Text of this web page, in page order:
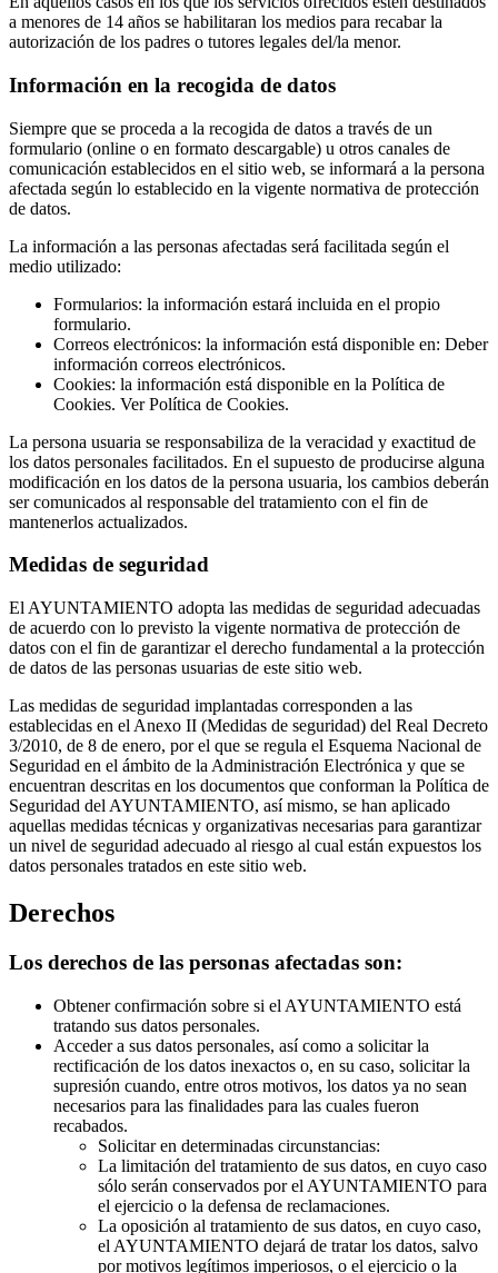
a menores de 14 años se habilitaran los medios para recabar la
autorización de los padres o tutores legales del/la menor.
Información en la recogida de datos
Siempre que se proceda a la recogida de datos a través de un
formulario (online o en formato descargable) u otros canales de
comunicación establecidos en el sitio web, se informará a la persona
afectada según lo establecido en la vigente normativa de protección
de datos.
La información a las personas afectadas será facilitada según el
medio utilizado:
Formularios: la información estará incluida en el propio
formulario.
Correos electrónicos: la información está disponible en: Deber
información correos electrónicos.
Cookies: la información está disponible en la Política de
Cookies. Ver Política de Cookies.
La persona usuaria se responsabiliza de la veracidad y exactitud de
los datos personales facilitados. En el supuesto de producirse alguna
modificación en los datos de la persona usuaria, los cambios deberán
ser comunicados al responsable del tratamiento con el fin de
mantenerlos actualizados.
Medidas de seguridad
El AYUNTAMIENTO adopta las medidas de seguridad adecuadas
de acuerdo con lo previsto la vigente normativa de protección de
datos con el fin de garantizar el derecho fundamental a la protección
de datos de las personas usuarias de este sitio web.
Las medidas de seguridad implantadas corresponden a las
establecidas en el Anexo II (Medidas de seguridad) del Real Decreto
3/2010, de 8 de enero, por el que se regula el Esquema Nacional de
Seguridad en el ámbito de la Administración Electrónica y que se
encuentran descritas en los documentos que conforman la Política de
Seguridad del AYUNTAMIENTO, así mismo, se han aplicado
aquellas medidas técnicas y organizativas necesarias para garantizar
un nivel de seguridad adecuado al riesgo al cual están expuestos los
datos personales tratados en este sitio web.
Derechos
Los derechos de las personas afectadas son:
Obtener confirmación sobre si el AYUNTAMIENTO está
tratando sus datos personales.
Acceder a sus datos personales, así como a solicitar la
rectificación de los datos inexactos o, en su caso, solicitar la
supresión cuando, entre otros motivos, los datos ya no sean
necesarios para las finalidades para las cuales fueron
recabados.
Solicitar en determinadas circunstancias:
La limitación del tratamiento de sus datos, en cuyo caso
sólo serán conservados por el AYUNTAMIENTO para
el ejercicio o la defensa de reclamaciones.
La oposición al tratamiento de sus datos, en cuyo caso,
el AYUNTAMIENTO dejará de tratar los datos, salvo
por motivos legítimos imperiosos, o el ejercicio o la